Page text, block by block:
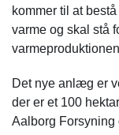
kommer til at
varme og skal stå
Det nye anlæg er
der er et 100
Aalborg